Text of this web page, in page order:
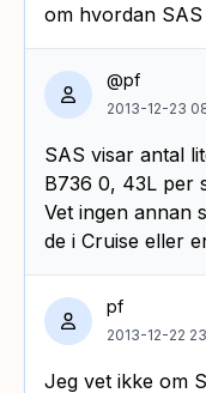
om hvordan SAS
@pf
2013-12-23
SAS visar antal
B736 0, 43L per
Vet ingen annan
de i Cruise eller
pf
2013-12-22
Jeg vet ikke om